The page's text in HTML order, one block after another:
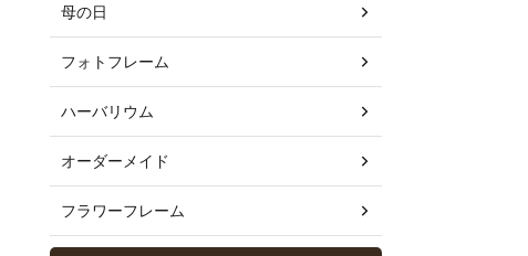
母の日
フォトフレーム
ハーバリウム
オーダーメイド
フラワーフレーム